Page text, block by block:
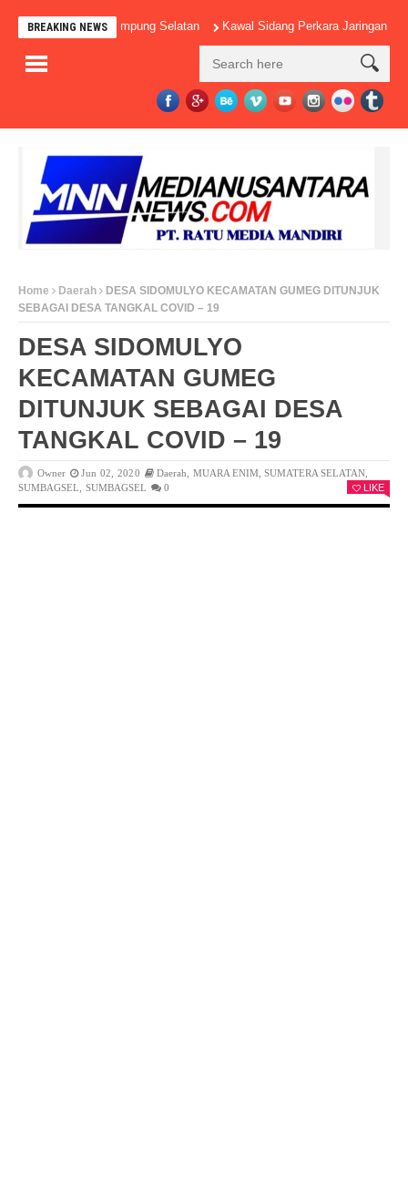
BREAKING NEWS
Sekolah di Lampung Selatan Kawal Sidang Perkara Jaringan Air
Home Daerah
DESA SIDOMULYO KECAMATAN GUMEG DITUNJUK
SEBAGAI DESA TANGKAL COVID – 19
DESA SIDOMULYO
KECAMATAN GUMEG
DITUNJUK SEBAGAI DESA
TANGKAL COVID – 19
Owner Jun 02, 2020 Daerah MUARA ENIM ,SUMATERA SELATAN
SUMBAGSEL
SUMBAGSEL 0 LIKE